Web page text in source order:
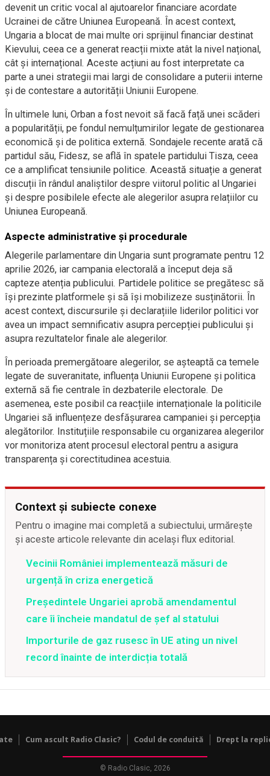
devenit un critic vocal al ajutoarelor financiare acordate
Ucrainei de către Uniunea Europeană. În acest context,
Ungaria a blocat de mai multe ori sprijinul financiar destinat
Kievului, ceea ce a generat reacții mixte atât la nivel național,
cât și internațional. Aceste acțiuni au fost interpretate ca
parte a unei strategii mai largi de consolidare a puterii interne
și de contestare a autorității Uniunii Europene.
În ultimele luni, Orban a fost nevoit să facă față unei scăderi
a popularității, pe fondul nemulțumirilor legate de gestionarea
economică și de politica externă. Sondajele recente arată că
partidul său, Fidesz, se află în spatele partidului Tisza, ceea
ce a amplificat tensiunile politice. Această situație a generat
discuții în rândul analiștilor despre viitorul politic al Ungariei
și despre posibilele efecte ale alegerilor asupra relațiilor cu
Uniunea Europeană.
Aspecte administrative și procedurale
Alegerile parlamentare din Ungaria sunt programate pentru 12
aprilie 2026, iar campania electorală a început deja să
capteze atenția publicului. Partidele politice se pregătesc să
își prezinte platformele și să își mobilizeze susținătorii. În
acest context, discursurile și declarațiile liderilor politici vor
avea un impact semnificativ asupra percepției publicului și
asupra rezultatelor finale ale alegerilor.
În perioada premergătoare alegerilor, se așteaptă ca temele
legate de suveranitate, influența Uniunii Europene și politica
externă să fie centrale în dezbaterile electorale. De
asemenea, este posibil ca reacțiile internaționale la politicile
Ungariei să influențeze desfășurarea campaniei și percepția
alegătorilor. Instituțiile responsabile cu organizarea alegerilor
vor monitoriza atent procesul electoral pentru a asigura
transparența și corectitudinea acestuia.
Context și subiecte conexe
Pentru o imagine mai completă a subiectului, urmărește
și aceste articole relevante din același flux editorial.
Vecinii României implementează măsuri de
urgență în criza energetică
Preşedintele Ungariei aprobă amendamentul
care îi încheie mandatul de şef al statului
Importurile de gaz rusesc în UE ating un nivel
record înainte de interdicția totală
Cum ascult Radio Clasic? Codul de conduită Drept la
© Radio Clasic, 2026